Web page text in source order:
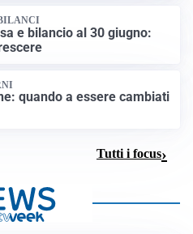
e bilancio al 30 giugno:
quando a essere cambiati
Tutti i focus